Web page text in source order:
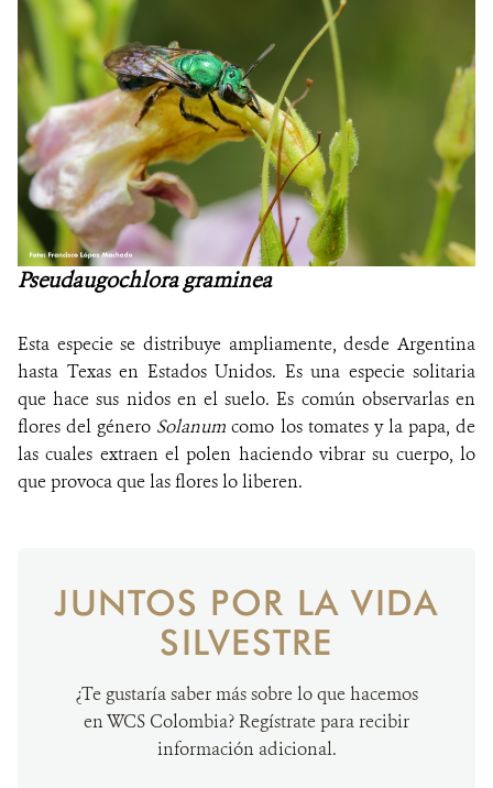
Pseudaugochlora graminea
Esta especie se distribuye ampliamente, desde Argentina
hasta Texas en Estados Unidos. Es una especie solitaria
que hace sus nidos en el suelo. Es común observarlas en
flores del género Solanum como los tomates y la papa, de
las cuales extraen el polen haciendo vibrar su cuerpo, lo
que provoca que las flores lo liberen.
JUNTOS POR LA VIDA
SILVESTRE
¿Te gustaría saber más sobre lo que hacemos
en WCS Colombia? Regístrate para recibir
información adicional.